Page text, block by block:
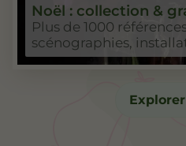
Noël : collection &
Plus de 1000
scénographies,